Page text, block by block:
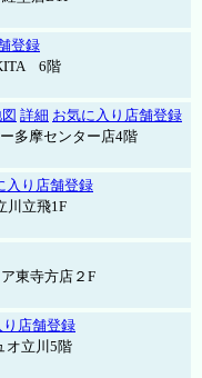
登録
6階
詳細 お気に入り店舗登録
多摩センター店4階
入り店舗登録
川立飛1F
東寺方店２F
り店舗登録
オ立川5階